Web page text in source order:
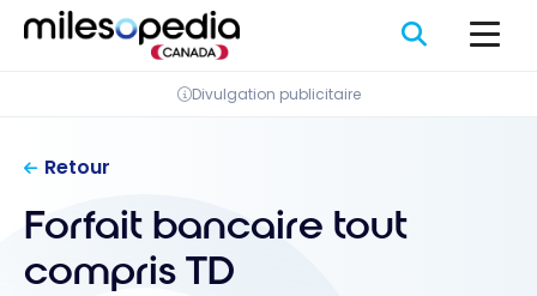
Panneau de gestion des cookies
Passer
Divulgation publicitaire
Retour
Forfait bancaire tout
compris TD